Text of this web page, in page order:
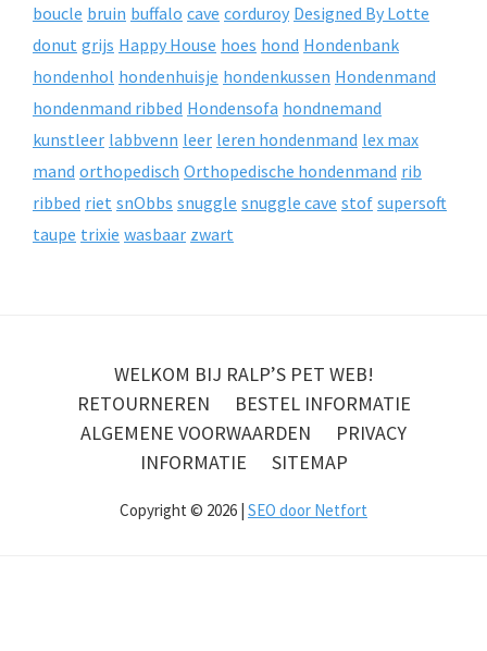
boucle bruin buffalo cave corduroy Designed By Lotte
donut grijs Happy House hoes hond Hondenbank
hondenhol hondenhuisje hondenkussen Hondenmand
hondenmand ribbed Hondensofa hondnemand
kunstleer labbvenn leer leren hondenmand lex max
mand orthopedisch Orthopedische hondenmand rib
ribbed riet snObbs snuggle snuggle cave stof supersoft
taupe trixie wasbaar zwart
WELKOM BIJ RALP’S PET WEB!
RETOURNEREN
BESTEL INFORMATIE
ALGEMENE VOORWAARDEN
PRIVACY
INFORMATIE
SITEMAP
Copyright © 2026 | SEO door Netfort